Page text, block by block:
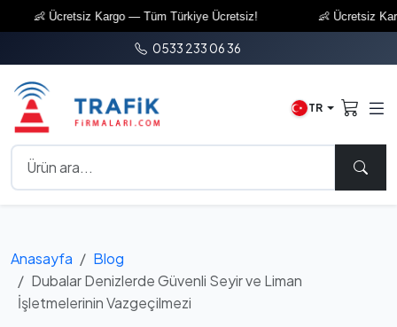
👶 Ücretsiz Kargo — Tüm Türkiye Ücretsiz! 👶 Ücretsiz Kargo
0533 233 06 36
TR
Anasayfa
Blog
Dubalar Denizlerde Güvenli Seyir ve Liman
İşletmelerinin Vazgeçilmezi